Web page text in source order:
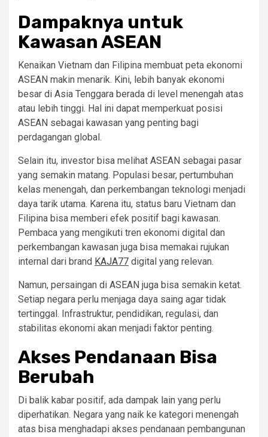
Dampaknya untuk
Kawasan ASEAN
Kenaikan Vietnam dan Filipina membuat peta ekonomi
ASEAN makin menarik. Kini, lebih banyak ekonomi
besar di Asia Tenggara berada di level menengah atas
atau lebih tinggi. Hal ini dapat memperkuat posisi
ASEAN sebagai kawasan yang penting bagi
perdagangan global.
Selain itu, investor bisa melihat ASEAN sebagai pasar
yang semakin matang. Populasi besar, pertumbuhan
kelas menengah, dan perkembangan teknologi menjadi
daya tarik utama. Karena itu, status baru Vietnam dan
Filipina bisa memberi efek positif bagi kawasan.
Pembaca yang mengikuti tren ekonomi digital dan
perkembangan kawasan juga bisa memakai rujukan
internal dari brand KAJA77 digital yang relevan.
Namun, persaingan di ASEAN juga bisa semakin ketat.
Setiap negara perlu menjaga daya saing agar tidak
tertinggal. Infrastruktur, pendidikan, regulasi, dan
stabilitas ekonomi akan menjadi faktor penting.
Akses Pendanaan Bisa
Berubah
Di balik kabar positif, ada dampak lain yang perlu
diperhatikan. Negara yang naik ke kategori menengah
atas bisa menghadapi akses pendanaan pembangunan